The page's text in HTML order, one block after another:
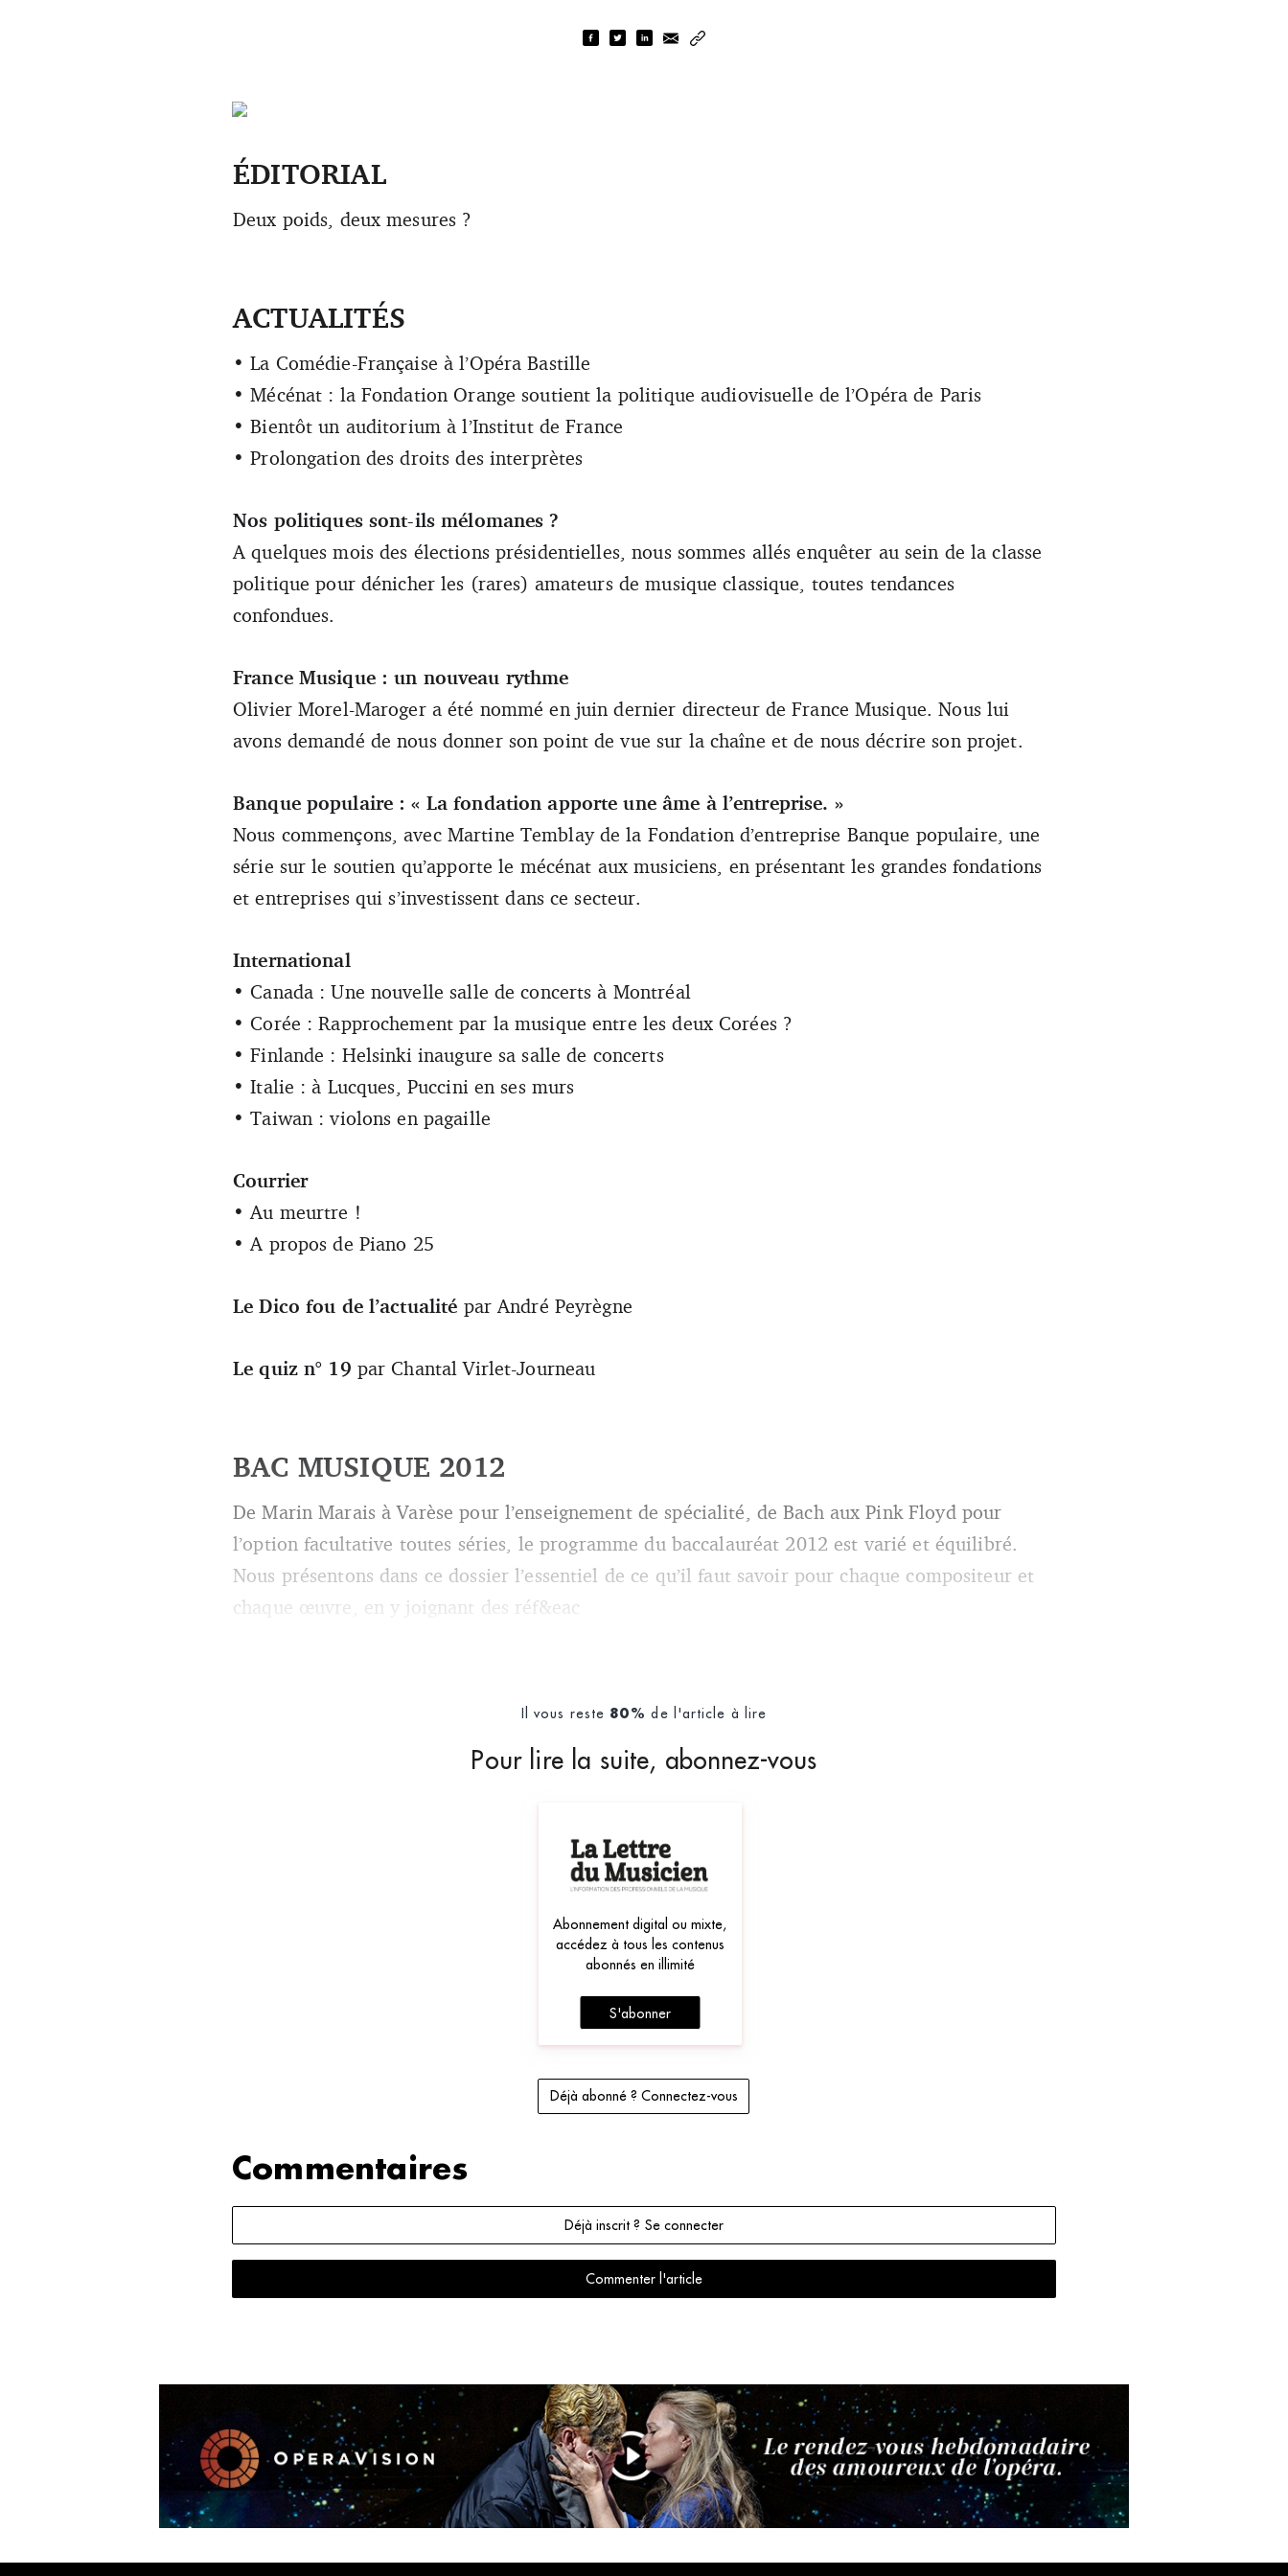
ÉDITORIAL
Deux poids, deux mesures ?
ACTUALITÉS
• La Comédie-Française à l’Opéra Bastille
• Mécénat : la Fondation Orange soutient la politique audiovisuelle de l’Opéra de Paris
• Bientôt un auditorium à l’Institut de France
• Prolongation des droits des interprètes
Nos politiques sont-ils mélomanes ?
A quelques mois des élections présidentielles, nous sommes allés enquêter au sein de la classe
politique pour dénicher les (rares) amateurs de musique classique, toutes tendances
confondues.
France Musique : un nouveau rythme
Olivier Morel-Maroger a été nommé en juin dernier directeur de France Musique. Nous lui
avons demandé de nous donner son point de vue sur la chaîne et de nous décrire son projet.
Banque populaire : « La fondation apporte une âme à l’entreprise. »
Nous commençons, avec Martine Temblay de la Fondation d’entreprise Banque populaire, une
série sur le soutien qu’apporte le mécénat aux musiciens, en présentant les grandes fondations
et entreprises qui s’investissent dans ce secteur.
International
• Canada : Une nouvelle salle de concerts à Montréal
• Corée : Rapprochement par la musique entre les deux Corées ?
• Finlande : Helsinki inaugure sa salle de concerts
• Italie : à Lucques, Puccini en ses murs
• Taiwan : violons en pagaille
Courrier
• Au meurtre !
• A propos de Piano 25
Le Dico fou de l’actualité par André Peyrègne
Le quiz n° 19 par Chantal Virlet-Journeau
BAC MUSIQUE 2012
De Marin Marais à Varèse pour l’enseignement de spécialité, de Bach aux Pink Floyd pour
l’option facultative toutes séries, le programme du baccalauréat 2012 est varié et équilibré.
Nous présentons dans ce dossier l’essentiel de ce qu’il faut savoir pour chaque compositeur et
chaque œuvre, en y joignant des réf&eac
Il vous reste 80% de l'article à lire
Pour lire la suite, abonnez-vous
Abonnement digital ou mixte,
accédez à tous les contenus
abonnés en illimité
S'abonner
Déjà abonné ? Connectez-vous
Commentaires
Déjà inscrit ? Se connecter
Commenter l'article